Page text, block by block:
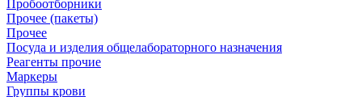
Пробоотборники
Прочее (пакеты)
Прочее
Посуда и изделия общелабораторного назначения
Реагенты прочие
Маркеры
Группы крови